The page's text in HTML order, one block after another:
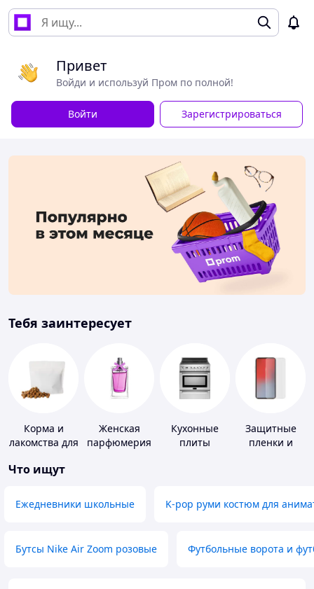
Привет
Войди и используй Пром по полной!
Войти Зарегистрироваться
Тебя заинтересует
Корма и
лакомства для
животных и
Женская
парфюмерия
Кухонные
плиты
Защитные
пленки и
Что ищут
Ежедневники школьные K-pop руми костюм для
Бутсы Nike Air Zoom розовые Футбольные ворота и